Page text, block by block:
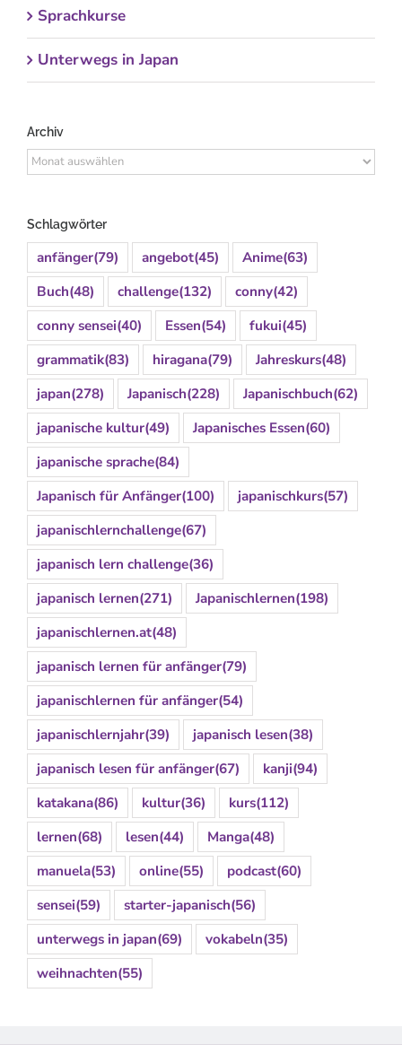
Sprachkurse
Unterwegs in Japan
Archiv
Archiv
Schlagwörter
anfänger(79) angebot(45) Anime(63)
Buch(48) challenge(132) conny(42)
conny sensei(40) Essen(54) fukui(45)
grammatik(83) hiragana(79) Jahreskurs(48)
japan(278) Japanisch(228) Japanischbuch(62)
japanische kultur(49) Japanisches Essen(60)
japanische sprache(84)
Japanisch für Anfänger(100) japanischkurs(57)
japanischlernchallenge(67)
japanisch lern challenge(36)
japanisch lernen(271) Japanischlernen(198)
japanischlernen.at(48)
japanisch lernen für anfänger(79)
japanischlernen für anfänger(54)
japanischlernjahr(39) japanisch lesen(38)
japanisch lesen für anfänger(67) kanji(94)
katakana(86) kultur(36) kurs(112)
lernen(68) lesen(44) Manga(48)
manuela(53) online(55) podcast(60)
sensei(59) starter-japanisch(56)
unterwegs in japan(69) vokabeln(35)
weihnachten(55)